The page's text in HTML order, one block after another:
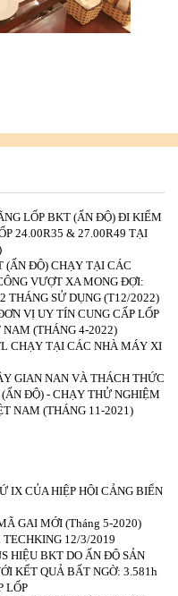
LỐP BKT (ẤN ĐỘ) ĐI KIỂM
24.00R35 & 27.00R49 TẠI
(ẤN ĐỘ) CHẠY TẠI CÁC
VƯỢT XA MONG ĐỢI:
THÁNG SỬ DỤNG (T12/2022)
VỊ UY TÍN CUNG CẤP LỐP
(THÁNG 4-2022)
CHẠY TẠI CÁC NHÀ MÁY XI
GIAN NAN VÀ THÁCH THỨC
ĐỘ) - CHẠY THỬ NGHIỆM
NAM (THÁNG 11-2021)
IX CỦA HIỆP HỘI CẢNG BIỂN
GAI MỚI (Tháng 5-2020)
12/3/2019
HIỆU BKT DO ẤN ĐỘ SẢN
KẾT QUẢ BẤT NGỜ: 3.581h
LỐP